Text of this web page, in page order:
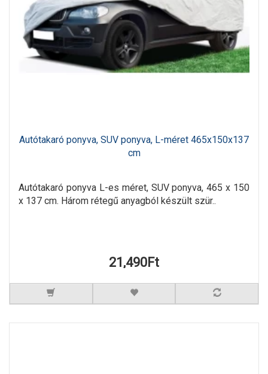
Autótakaró ponyva, SUV ponyva, L-méret 465x150x137
cm
Autótakaró ponyva L-es méret, SUV ponyva, 465 x 150
x 137 cm. Három rétegű anyagból készült szür..
21,490Ft